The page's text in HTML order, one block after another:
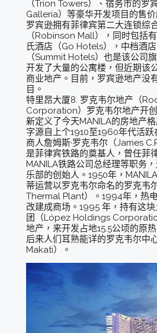
（Trion Towers）、宿务市的罗
Galleria）等豪华开发项目的售
罗宾逊拥有菲律宾第二大连锁
（Robinson Mall），同时包括
氏酒店（Go Hotels），中档酒
（Summit Hotels）也是该公司
开发了大量的公寓楼，但近期该
商业地产。目前，罗宾逊地产没
目。
特里昂大厦8. 罗克韦尔地产（
Corporation）罗克韦尔地产开创
新定义了今天MANILA的房地产
字源自上个1910至1960年代活跃
商人詹姆斯·罗克韦尔（James
是菲律宾铁路的奠基人，曾任菲
MANILA铁路公司总经理等职务
乐部的创始人。1950年，
蒂运营以罗克韦尔命名的罗克韦
Thermal Plant）。1994年，热
改建成商场。1995 年，持有这
团（López Holdings
地产，来开发占地15.5公顷的原
后来人们耳熟能详的罗克韦尔
Makati）。